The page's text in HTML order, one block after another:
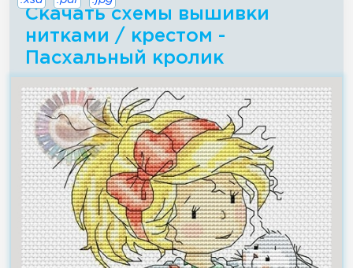
Скачать схемы вышивки
нитками / крестом -
Пасхальный кролик